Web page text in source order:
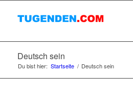
Deutsch sein
Du bist hier: Startseite / Deutsch sein